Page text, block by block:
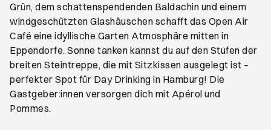
Grün, dem schattenspendenden Baldachin und einem
windgeschützten Glashäuschen schafft das Open Air
Café eine idyllische Garten Atmosphäre mitten in
Eppendorfe. Sonne tanken kannst du auf den Stufen der
breiten Steintreppe, die mit Sitzkissen ausgelegt ist –
perfekter Spot für Day Drinking in Hamburg! Die
Gastgeber:innen versorgen dich mit Apérol und
Pommes.